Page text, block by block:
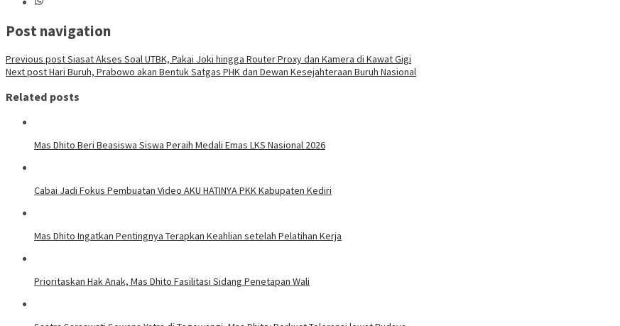
Post navigation
Previous postSiasat Akses Soal UTBK, Pakai Joki hingga Router Proxy dan Kamera di Kawat Gigi
Next postHari Buruh, Prabowo akan Bentuk Satgas PHK dan Dewan Kesejahteraan Buruh Nasional
Related posts
Mas Dhito Beri Beasiswa Siswa Peraih Medali Emas LKS Nasional 2026
Cabai Jadi Fokus Pembuatan Video AKU HATINYA PKK Kabupaten Kediri
Mas Dhito Ingatkan Pentingnya Terapkan Keahlian setelah Pelatihan Kerja
Prioritaskan Hak Anak, Mas Dhito Fasilitasi Sidang Penetapan Wali